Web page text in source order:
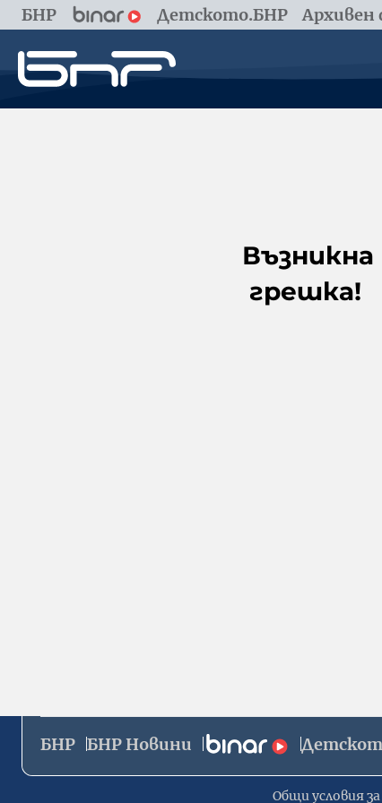
БНР Детското.БНР Архивен
Възникна
грешка!
БНР БНР Новини
Общи условия